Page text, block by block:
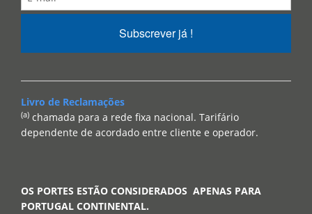
Subscrever já !
Livro de Reclamações
(a) chamada para a rede fixa nacional. Tarifário
dependente de acordado entre cliente e operador.
OS PORTES ESTÃO CONSIDERADOS APENAS PARA
PORTUGAL CONTINENTAL.